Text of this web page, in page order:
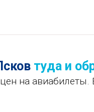
туда и
на авиабилеты.